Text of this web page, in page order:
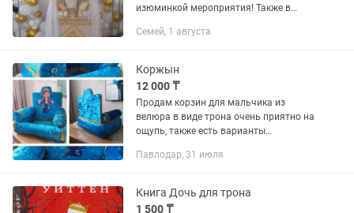
изюминкой мероприятия! Также в
ак-жол
Семей, 1 августа
Коржын
12 000 ₸
Продам корзин для мальчика из
велюра в виде трона очень приятно на
ощупь, также есть варианты
предпочтение принимаем заказы.
Павлодар, 31 июля
Книга Дочь для трона
1 500 ₸